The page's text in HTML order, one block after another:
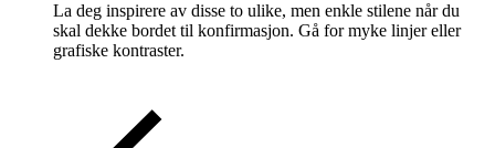
La deg inspirere av disse to ulike, men enkle stilene når du
skal dekke bordet til konfirmasjon. Gå for myke linjer eller
grafiske kontraster.